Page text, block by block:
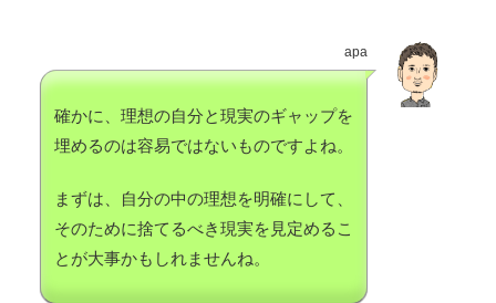
apa
確かに、理想の自分と現実のギャップを
埋めるのは容易ではないものですよね。
まずは、自分の中の理想を明確にして、
そのために捨てるべき現実を見定めるこ
とが大事かもしれませんね。